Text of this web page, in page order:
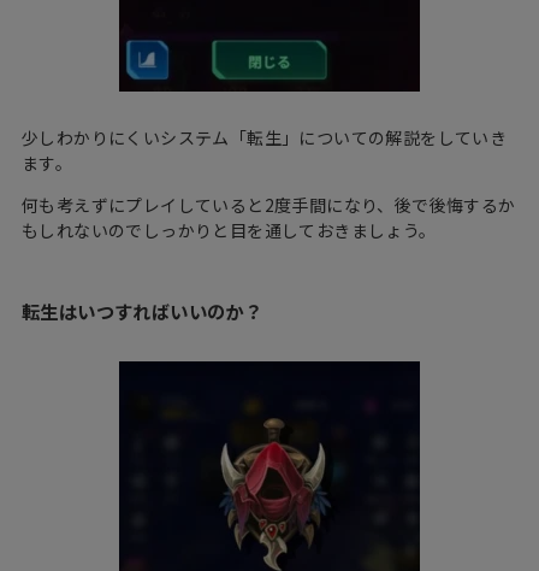
少しわかりにくいシステム「転生」についての解説をしていき
ます。
何も考えずにプレイしていると2度手間になり、後で後悔するか
もしれないのでしっかりと目を通しておきましょう。
転生はいつすればいいのか？